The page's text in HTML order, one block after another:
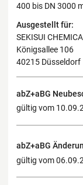
400 bis DN 3000
Ausgestellt für:
SEKISUI
Königsallee 106
40215 Düsseldorf
abZ+aBG
gültig vom
abZ+aBG
gültig vom